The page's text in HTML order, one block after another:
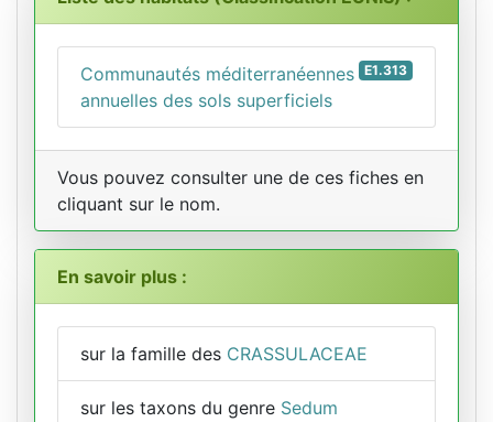
E1.313
Communautés méditerranéennes
annuelles des sols superficiels
Vous pouvez consulter une de ces fiches en
cliquant sur le nom.
En savoir plus :
sur la famille des CRASSULACEAE
sur les taxons du genre Sedum